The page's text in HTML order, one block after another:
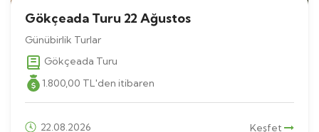
Gökçeada Turu 22 Ağustos
Günübirlik Turlar
Gökçeada Turu
1.800,00 TL'den itibaren
22.08.2026 Keşfet